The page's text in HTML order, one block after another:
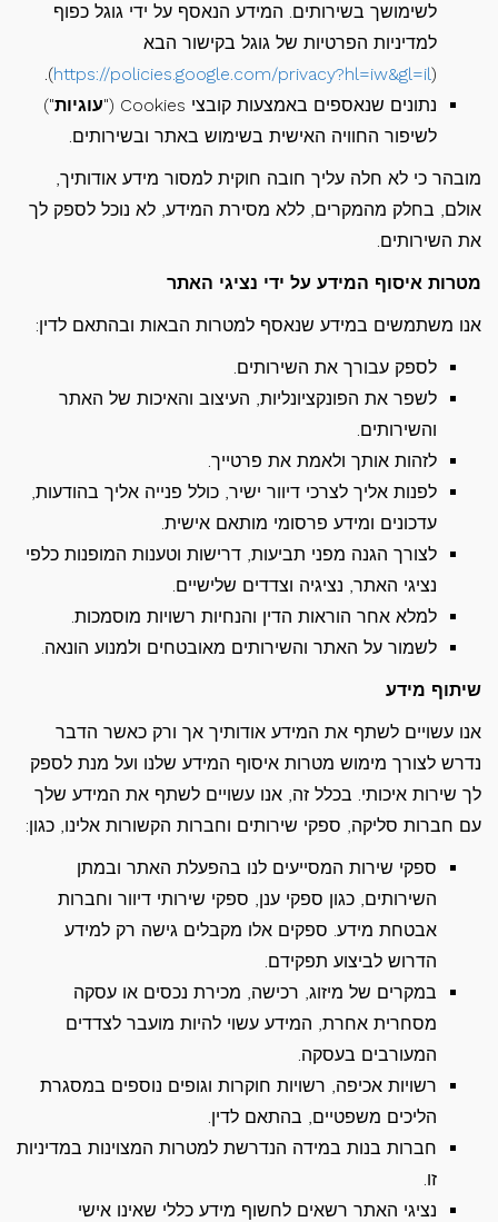
לשימושך בשירותים. המידע הנאסף על ידי גוגל כפוף
למדיניות הפרטיות של גוגל בקישור הבא
(
https://policies.google.com/privacy?hl=iw&gl=il
).
נתונים שנאספים באמצעות קובצי Cookies ("
עוגיות")
לשיפור החוויה האישית בשימוש באתר ובשירותים.
מובהר כי לא חלה עליך חובה חוקית למסור מידע אודותיך,
אולם, בחלק מהמקרים, ללא מסירת המידע, לא נוכל לספק לך
את השירותים.
מטרות איסוף המידע על ידי נציגי האתר
אנו משתמשים במידע שנאסף למטרות הבאות ובהתאם לדין:
לספק עבורך את השירותים.
לשפר את הפונקציונליות, העיצוב והאיכות של האתר
והשירותים.
לזהות אותך ולאמת את פרטייך.
לפנות אליך לצרכי דיוור ישיר, כולל פנייה אליך בהודעות,
עדכונים ומידע פרסומי מותאם אישית.
לצורך הגנה מפני תביעות, דרישות וטענות המופנות כלפי
נציגי האתר, נציגיה וצדדים שלישיים.
למלא אחר הוראות הדין והנחיות רשויות מוסמכות.
לשמור על האתר והשירותים מאובטחים ולמנוע הונאה.
שיתוף מידע
אנו עשויים לשתף את המידע אודותיך אך ורק כאשר הדבר
נדרש לצורך מימוש מטרות איסוף המידע שלנו ועל מנת לספק
לך שירות איכותי. בכלל זה, אנו עשויים לשתף את המידע שלך
עם חברות סליקה, ספקי שירותים וחברות הקשורות אלינו, כגון:
ספקי שירות המסייעים לנו בהפעלת האתר ובמתן
השירותים, כגון ספקי ענן, ספקי שירותי דיוור וחברות
אבטחת מידע. ספקים אלו מקבלים גישה רק למידע
הדרוש לביצוע תפקידם.
במקרים של מיזוג, רכישה, מכירת נכסים או עסקה
מסחרית אחרת, המידע עשוי להיות מועבר לצדדים
המעורבים בעסקה.
רשויות אכיפה, רשויות חוקרות וגופים נוספים במסגרת
הליכים משפטיים, בהתאם לדין.
חברות בנות במידה הנדרשת למטרות המצוינות במדיניות
זו.
נציגי האתר רשאים לחשוף מידע כללי שאינו אישי